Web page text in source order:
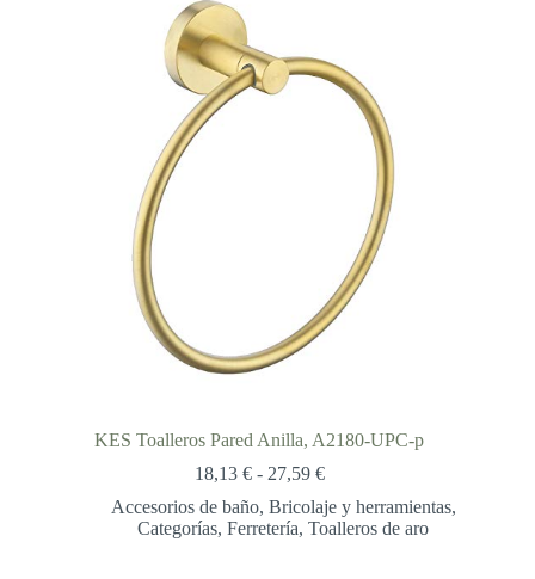
KES Toalleros Pared Anilla, A2180-UPC-p
18,13 € - 27,59 €Rango
precios:
desde
Accesorios de baño, Bricolaje y herramientas,
Categorías,Ferretería,Toalleros de aro